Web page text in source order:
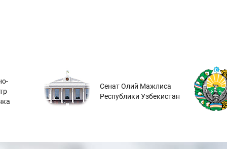
Сенат Олий Мажлиса
Республики Узбекистан